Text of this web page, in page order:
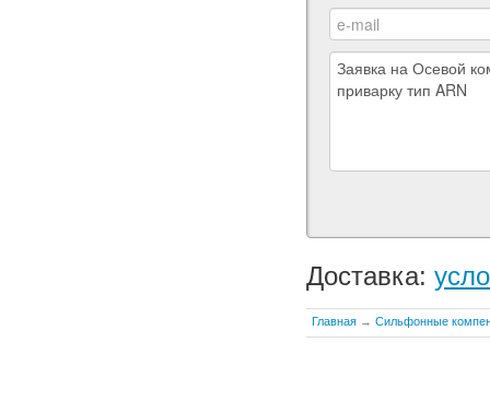
Доставка:
Главная → Сильфонные